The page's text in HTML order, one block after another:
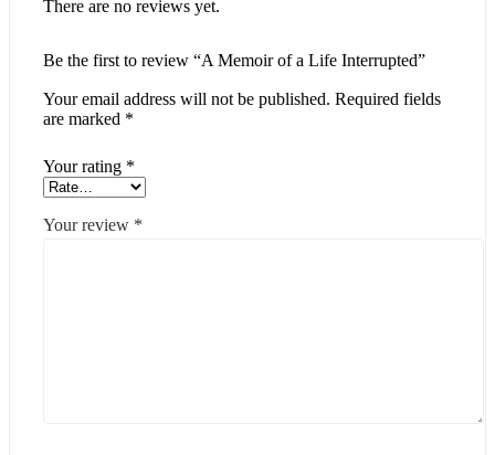
There are no reviews yet.
Be the first to review “A Memoir of a Life Interrupted”
Your email address will not be published. Required fields
are marked *
Your rating *
Your review *